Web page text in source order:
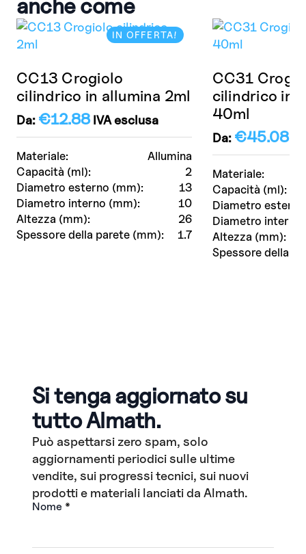
anche come
IN OFFERTA!
Materiale:
Allumina
Capacità (ml):
2
Diametro esterno (mm):
13
Diametro interno (mm):
10
Altezza (mm):
26
Spessore della parete (mm):
1.7
CC13 Crogiolo
cilindrico in allumina 2ml
Da: €12.88IVA esclusa
Materiale:
Capacità (ml):
Diametro
Diametro interno
Altezza (mm):
Spessore della
CC31
cilindrico in
40ml
Da: €45.08
Si tenga aggiornato su
tutto Almath.
Può aspettarsi zero spam, solo
aggiornamenti periodici sulle ultime
vendite, sui progressi tecnici, sui nuovi
prodotti e materiali lanciati da Almath.
Nome *